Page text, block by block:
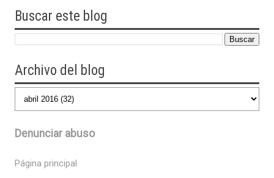
Buscar este blog
Archivo del blog
Denunciar abuso
Página principal